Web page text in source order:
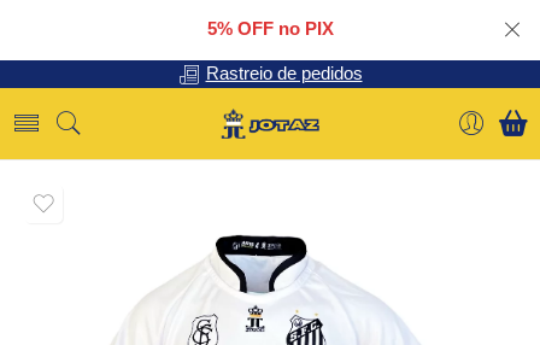
5% OFF no PIX
Rastreio de pedidos